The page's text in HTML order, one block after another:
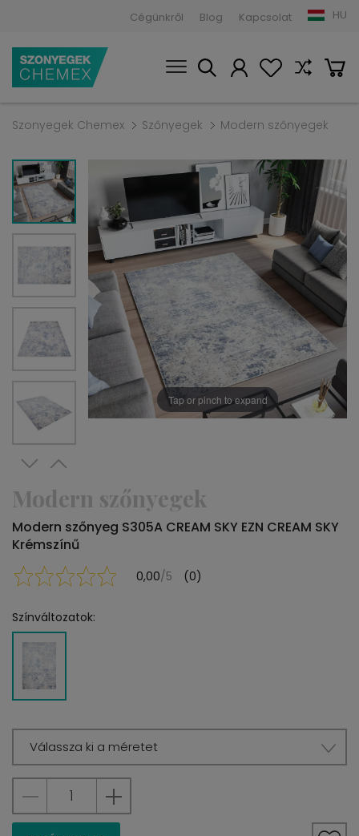
Cégünkről Blog Kapcsolat HU
Szonyegek Chemex Szőnyegek Modern szőnyegek
Tap or pinch to expand
Modern szőnyegek
Modern szőnyeg S305A CREAM SKY EZN CREAM SKY
Krémszínű
0,00/5 (0)
Színváltozatok:
Válassza ki a méretet